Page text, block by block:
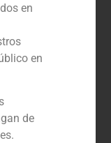
en
en
de